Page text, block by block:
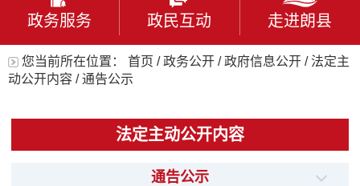
政务服务 政民互动 走进朗县
您当前所在位置： 首页 /政务公开 /政府信息公开 / 法定主
动公开内容 /通告公示
法定主动公开内容
通告公示